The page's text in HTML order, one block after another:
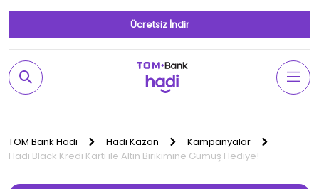
Ücretsiz İndir
TOM Bank Hadi Hadi Kazan
Kampanyalar
Hadi Black Kredi Kartı ile Altın Birikimine Gümüş Hediye!